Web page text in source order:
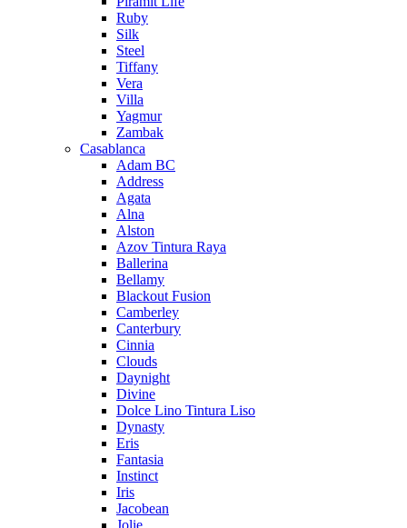
Ruby
Silk
Steel
Tiffany
Vera
Villa
Yagmur
Zambak
Casablanca
Adam BC
Address
Agata
Alna
Alston
Azov Tintura Raya
Ballerina
Bellamy
Blackout Fusion
Camberley
Canterbury
Cinnia
Clouds
Daynight
Divine
Dolce Lino Tintura Liso
Dynasty
Eris
Fantasia
Instinct
Iris
Jacobean
Jolie